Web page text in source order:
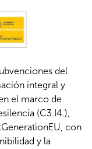
del
integral y
el marco de
(C3.I4.),
con
y la